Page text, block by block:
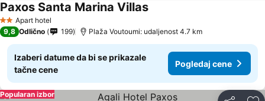
2 Zvezdice
Apart hotel
Paxos Santa Marina VillasPogledaj cene
9,8 Odlično 199 Plaža Voutoumi: udaljenost 4.7 km
Izaberi datume da bi se prikazale
tačne cene
Pogledaj cene
Popularan izbor